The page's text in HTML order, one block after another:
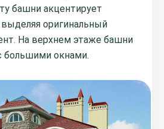
башни акцентирует
оригинальный
На верхнем этаже башни
большими окнами.